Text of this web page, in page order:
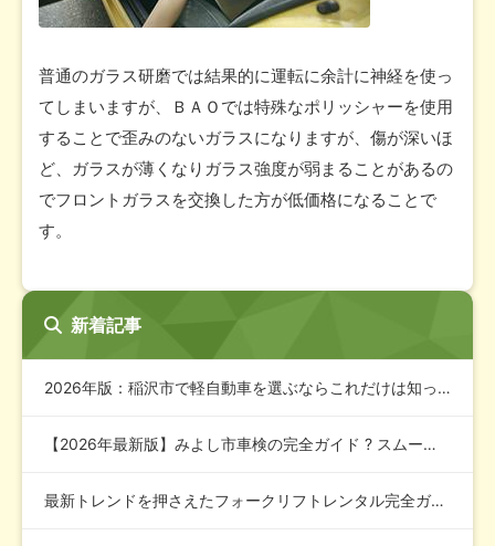
普通のガラス研磨では結果的に運転に余計に神経を使っ
てしまいますが、ＢＡＯでは特殊なポリッシャーを使用
することで歪みのないガラスになりますが、傷が深いほ
ど、ガラスが薄くなりガラス強度が弱まることがあるの
でフロントガラスを交換した方が低価格になることで
す。
新着記事
2026年版：稲沢市で軽自動車を選ぶならこれだけは知っておき…
【2026年最新版】みよし市車検の完全ガイド ? スムーズで…
最新トレンドを押さえたフォークリフトレンタル完全ガイド202…